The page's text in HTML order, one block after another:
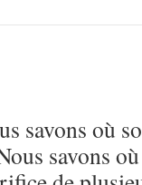
savons où
savons